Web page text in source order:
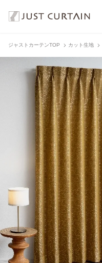
ジャストカーテンTOP カット生地